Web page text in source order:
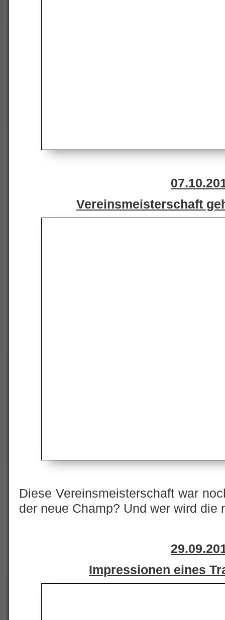
Vereinsmeisterschaft
Diese Vereinsmeisterschaft war
der neue Champ? Und wer wird die
Impressionen eines